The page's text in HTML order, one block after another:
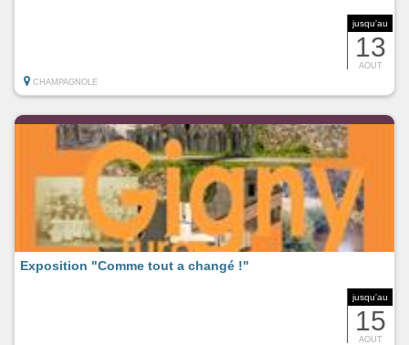
jusqu'au
13
AOUT
CHAMPAGNOLE
jusqu'au
15
AOUT
Exposition "Comme tout a changé !"